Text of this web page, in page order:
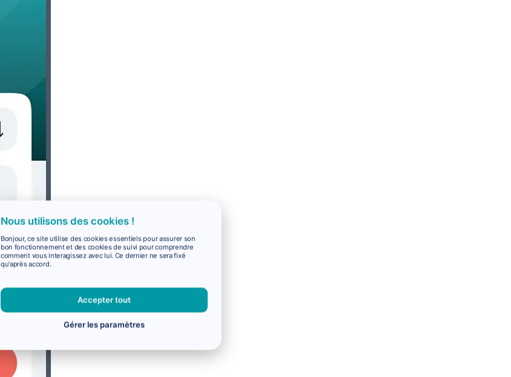
Nous utilisons des cookies !
Bonjour, ce site utilise des cookies essentiels pour assurer son
bon fonctionnement et des cookies de suivi pour comprendre
comment vous interagissez avec lui. Ce dernier ne sera fixé
qu'après accord.
Accepter tout
Gérer les paramètres